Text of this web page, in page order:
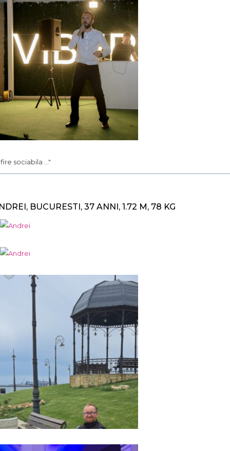
fire sociabila ..."
BUCURESTI, 37 ANNI, 1.72 M, 78 KG